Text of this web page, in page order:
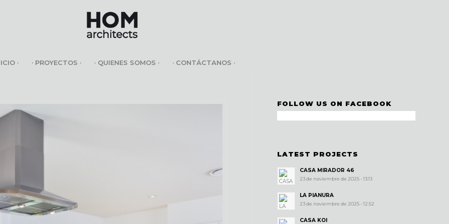
· · PROYECTOS · · QUIENES SOMOS · · CONTÁCTANOS ·
FOLLOW US ON FACEBOOK
LATEST PROJECTS
CASA MIRADOR 46
23 de noviembre de 2025 - 13:13
LA PIANURA
23 de noviembre de 2025 - 12:52
CASA KOI